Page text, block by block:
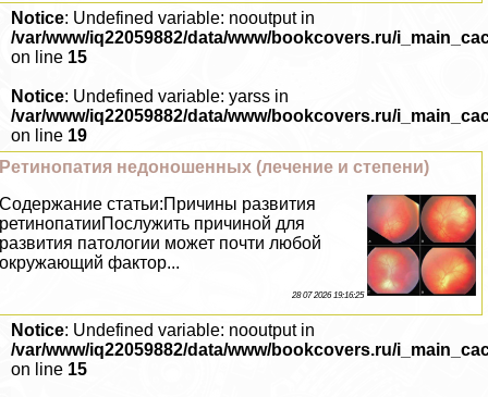
Notice: Undefined variable: nooutput in
/var/www/iq22059882/data/www/bookcovers.ru/
on line 15
Notice: Undefined variable: yarss in
/var/www/iq22059882/data/www/bookcovers.ru/
on line 19
Ретинопатия недоношенных (лечение и степени)
Содержание статьи:Причины развития
ретинопатииПослужить причиной для
развития патологии может почти любой
окружающий фактор...
28 07 2026 19:16:25
Notice: Undefined variable: nooutput in
/var/www/iq22059882/data/www/bookcovers.ru/
on line 15